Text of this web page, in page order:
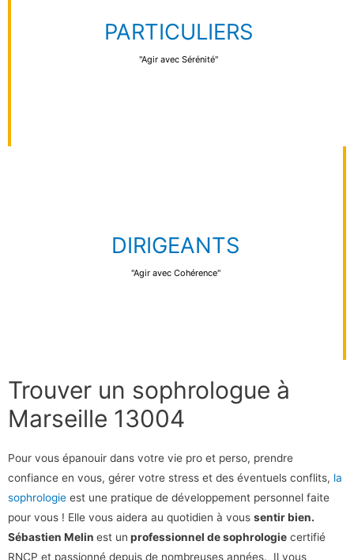
PARTICULIERS
"Agir avec Sérénité"
DIRIGEANTS
"Agir avec Cohérence"
Trouver un sophrologue à
Marseille 13004
Pour vous épanouir dans votre vie pro et perso, prendre
confiance en vous, gérer votre stress et des éventuels conflits, la
sophrologie est une pratique de développement personnel faite
pour vous ! Elle vous aidera au quotidien à vous sentir bien.
Sébastien Melin est un professionnel de sophrologie certifié
RNCP et passionné depuis de nombreuses années. Il vous